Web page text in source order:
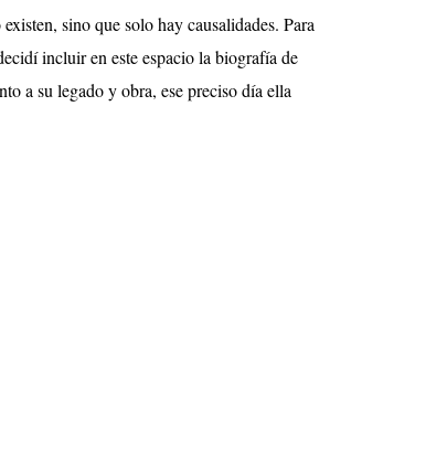
sino que solo hay causalidades. Para
incluir en este espacio la biografía de
a su legado y obra, ese preciso día ella